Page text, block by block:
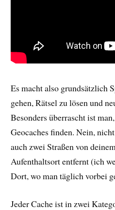
Es macht also grundsätzlich
gehen, Rätsel zu lösen und
Besonders überrascht ist
Geocaches finden. Nein,
auch zwei Straßen von
Aufenthaltsort entfernt (ich
Dort, wo man täglich vorbei
Jeder Cache ist in zwei